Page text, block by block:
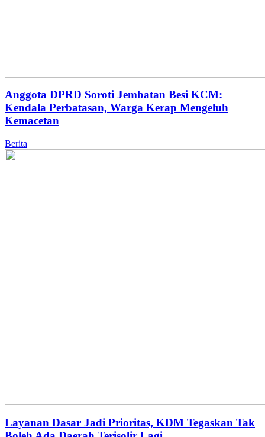
Anggota DPRD Soroti Jembatan Besi KCM:
Kendala Perbatasan, Warga Kerap Mengeluh
Kemacetan
Berita
Layanan Dasar Jadi Prioritas, KDM Tegaskan Tak